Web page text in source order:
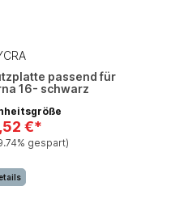
passend für
16- schwarz
€*
gespart)